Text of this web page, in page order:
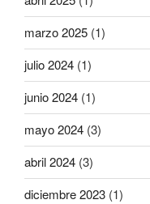
marzo 2025 (1)
julio 2024 (1)
junio 2024 (1)
mayo 2024 (3)
abril 2024 (3)
diciembre 2023 (1)